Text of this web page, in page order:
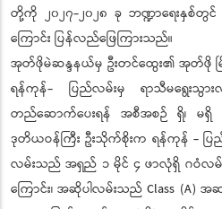
တို့ကို ၂၀၂၇-၂၀၂၈ ခု ဘဏ္ဍာရေးနှစ်တွင်
ကြောင်း ပြန်လည်ဖြေကြားသည်။
အုတ်ဖိုမဲဆန္ဒနယ်မှ ဦးတင်ထွေး၏ အုတ်ဖို
ရန်ကုန်- ပြည်လမ်းမှ ရာသီမရွေးသွာ
တည်ဆောက်ပေးရန် အစီအစဉ် ရှိ၊ မရှိ သိ
ဒုတိယဝန်ကြီး ဦးသိုက်စိုးက ရန်ကုန် - ပ
လမ်းသည် အရှည် ၁ မိုင် ၄ ဖာလုံရှိ ဂဝံလမ်းဖ
ကြောင်း၊ အဆိုပါလမ်းသည် Class (A) အဆ